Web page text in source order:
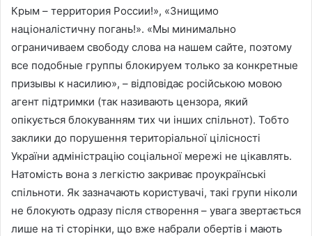
Крым – территория России!», «Знищимо
націоналістичну погань!». «Мы минимально
ограничиваем свободу слова на нашем сайте, поэтому
все подобные группы блокируем только за конкретные
призывы к насилию», – відповідає російською мовою
агент підтримки (так називають цензора, який
опікується блокуванням тих чи інших спільнот). Тобто
заклики до порушення територіальної цілісності
України адміністрацію соціальної мережі не цікавлять.
Натомість вона з легкістю закриває проукраїнські
спільноти. Як зазначають користувачі, такі групи ніколи
не блокують одразу після створення – увага звертається
лише на ті сторінки, що вже набрали обертів і мають